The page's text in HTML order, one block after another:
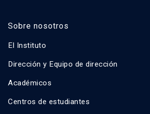
Sobre nosotros
El Instituto
Dirección y Equipo de dirección
Académicos
Centros de estudiantes